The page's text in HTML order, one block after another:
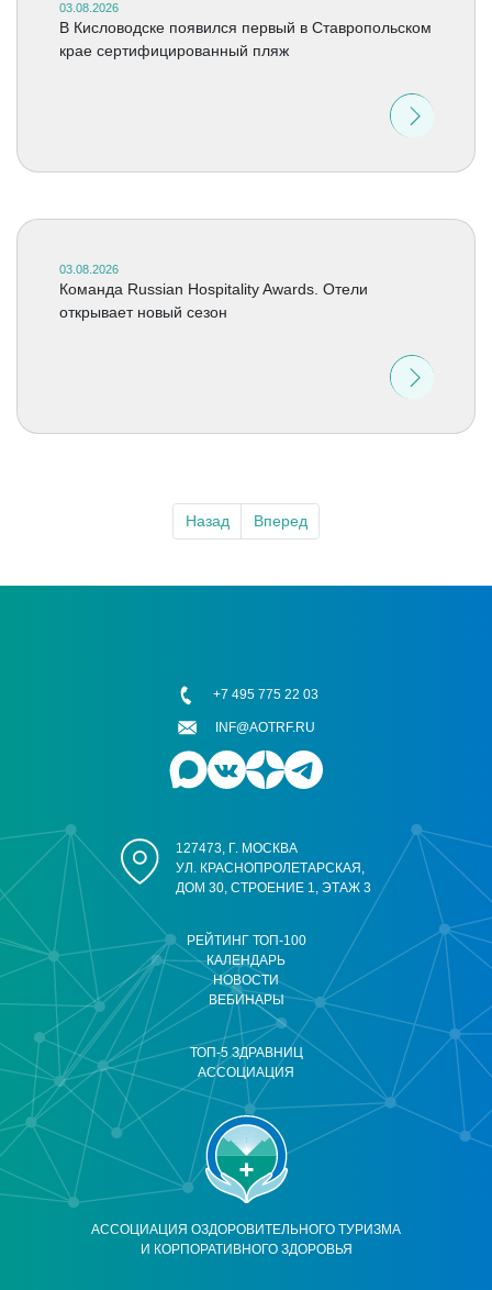
03.08.2026
В Кисловодске появился первый в Ставропольском
крае сертифицированный пляж
03.08.2026
Команда Russian Hospitality Awards. Отели
открывает новый сезон
Назад Вперед
АССОЦИАЦИЯ ОЗДОРОВИТЕЛЬНОГО ТУРИЗМА
И КОРПОРАТИВНОГО ЗДОРОВЬЯ
РЕЙТИНГ ТОП-100
КАЛЕНДАРЬ
НОВОСТИ
ВЕБИНАРЫ
ТОП-5 ЗДРАВНИЦ
АССОЦИАЦИЯ
127473, Г. МОСКВА
УЛ. КРАСНОПРОЛЕТАРСКАЯ,
ДОМ 30, СТРОЕНИЕ 1, ЭТАЖ 3
+7 495 775 22 03
INF@AOTRF.RU